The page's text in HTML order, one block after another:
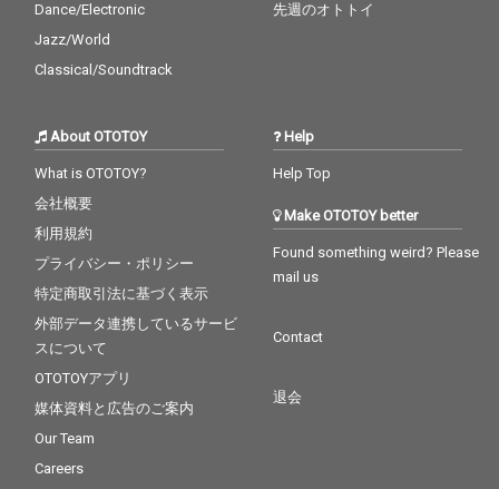
可能性を映し出してい
る。 シリーズ全4作品
の中盤を担う本作は、
参加アーティストたち
から生まれる化学反応
を感じることができる
Dance/Electronic
Jazz/World
Classical/Soundtrack
先週のオトトイ
About OTOTOY
What is OTOTOY?
会社概要
利用規約
プライバシー・ポリシー
特定商取引法に基づく表示
外部データ連携しているサービ
スについて
OTOTOYアプリ
媒体資料と広告のご案内
Our Team
Careers
Help
Help Top
Make OTOTOY better
Found something weird? Please
mail us
Contact
退会